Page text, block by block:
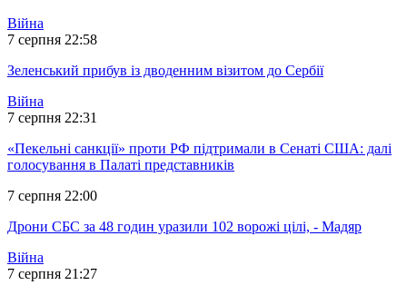
Війна
7 серпня 22:58
Зеленський прибув із дводенним візитом до Сербії
Війна
7 серпня 22:31
«Пекельні санкції» проти РФ підтримали в Сенаті США: далі
голосування в Палаті представників
7 серпня 22:00
Дрони СБС за 48 годин уразили 102 ворожі цілі, - Мадяр
Війна
7 серпня 21:27